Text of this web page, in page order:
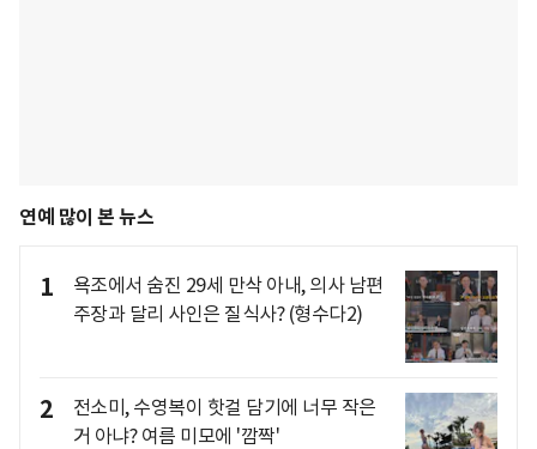
연예 많이 본 뉴스
1
욕조에서 숨진 29세 만삭 아내, 의사 남편
주장과 달리 사인은 질식사? (형수다2)
2
전소미, 수영복이 핫걸 담기에 너무 작은
거 아냐? 여름 미모에 '깜짝'